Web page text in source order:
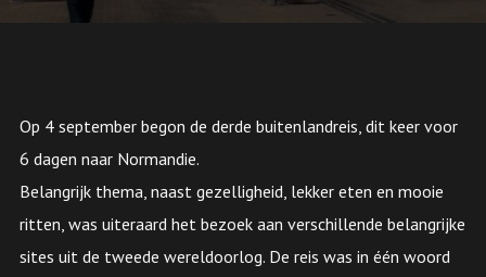
Op 4 september begon de derde buitenlandreis, dit keer voor
6 dagen naar Normandie.
Belangrijk thema, naast gezelligheid, lekker eten en mooie
ritten, was uiteraard het bezoek aan verschillende belangrijke
sites uit de tweede wereldoorlog. De reis was in één woord